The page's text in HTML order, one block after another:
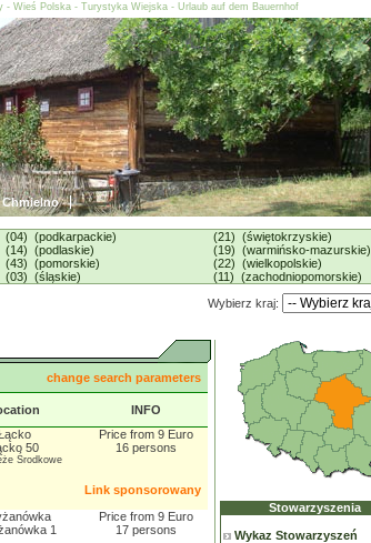
Wieś Polska - Turystyka Wiejska - Urlaub auf dem Bauernhof
Chmielno
(04) (podkarpackie)
(14) (podlaskie)
(43) (pomorskie)
(03) (śląskie)
(21) (świętokrzyskie)
(19) (warmińsko-mazurskie)
(22) (wielkopolskie)
(11) (zachodniopomorskie)
Wybierz kraj:
change search parameters
INFO
50
Środkowe
Price from 9 Euro
16 persons
Link sponsorowany
1
Price from 9 Euro
17 persons
Stowarzyszenia
Wykaz Stowarzyszeń